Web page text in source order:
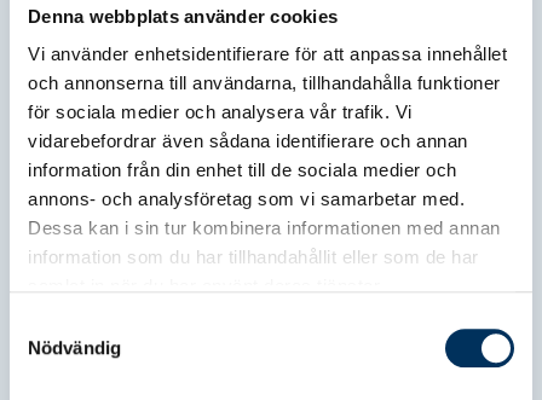
Denna webbplats använder cookies
Vi använder enhetsidentifierare för att anpassa innehållet
och annonserna till användarna, tillhandahålla funktioner
för sociala medier och analysera vår trafik. Vi
vidarebefordrar även sådana identifierare och annan
information från din enhet till de sociala medier och
annons- och analysföretag som vi samarbetar med.
Dessa kan i sin tur kombinera informationen med annan
information som du har tillhandahållit eller som de har
Nödvändig
Srf konsulternas utmärkelser
utmärkelser ut med syfte att lyfta fram